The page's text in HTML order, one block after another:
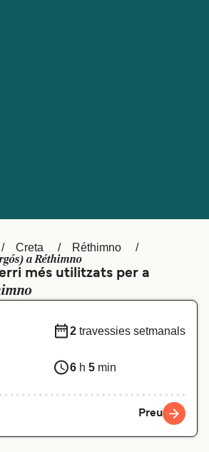
Belgique (FR)
Deutschland
Norge
Maroc (FR)
Creta Réthimno
a Réthimno
més utilitzats per a
2 travessies setmanals
6 h 5 min
Preu